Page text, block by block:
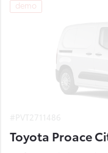
demo
Toyota Proace